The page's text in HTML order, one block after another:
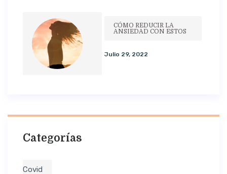
CÓMO REDUCIR LA
ANSIEDAD CON ESTOS
Julio 29, 2022
Categorías
Covid